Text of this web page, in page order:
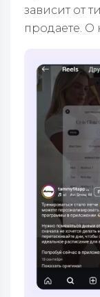
зависит от
продаете. О